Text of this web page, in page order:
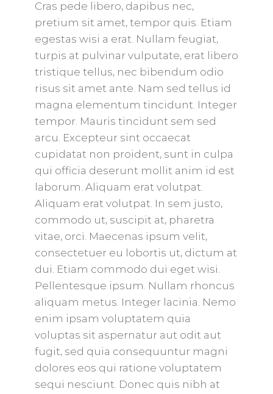
Cras pede libero, dapibus nec,
pretium sit amet, tempor quis. Etiam
egestas wisi a erat. Nullam feugiat,
turpis at pulvinar vulputate, erat libero
tristique tellus, nec bibendum odio
risus sit amet ante. Nam sed tellus id
magna elementum tincidunt. Integer
tempor. Mauris tincidunt sem sed
arcu. Excepteur sint occaecat
cupidatat non proident, sunt in culpa
qui officia deserunt mollit anim id est
laborum. Aliquam erat volutpat.
Aliquam erat volutpat. In sem justo,
commodo ut, suscipit at, pharetra
vitae, orci. Maecenas ipsum velit,
consectetuer eu lobortis ut, dictum at
dui. Etiam commodo dui eget wisi.
Pellentesque ipsum. Nullam rhoncus
aliquam metus. Integer lacinia. Nemo
enim ipsam voluptatem quia
voluptas sit aspernatur aut odit aut
fugit, sed quia consequuntur magni
dolores eos qui ratione voluptatem
sequi nesciunt. Donec quis nibh at